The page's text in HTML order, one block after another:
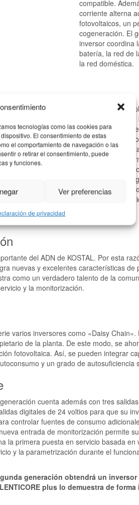
tecnologías como las cookies para
El consentimiento de estas
el comportamiento de navegación o las
o retirar el consentimiento, puede
y funciones.
Ver preferencias
de privacidad
compatible.
corriente alterna
fotovoltaicos, un
cogeneración. El
inversor coordina
batería, la red de
la red doméstica.
El
autoaprendizaje
producción
de datos
producción al
visualizarse de
App. Se puede
solar de
Con ello, el
diversas
del ADN de KOSTAL. Por esta
nuevas y excelentes características
como un verdadero talento de la
y la monitorización.
varios inversores como «Daisy
de la planta. De este modo, se
fotovoltaica. Así, se pueden integrar
y un grado de autosuficiencia
cuenta además con tres
digitales de 24 voltios para que su
controlar fuentes de consumo
entrada de monitorización permite
la primera puesta en servicio basada
y la parametrización durante el
generación obtendrá un
plus lo demuestra de